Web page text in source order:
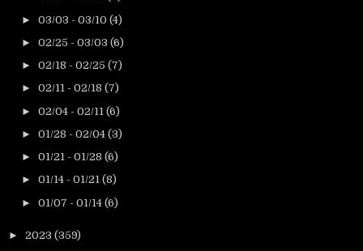
► 03/03 - 03/10 (4)
► 02/25 - 03/03 (6)
► 02/18 - 02/25 (7)
► 02/11 - 02/18 (7)
► 02/04 - 02/11 (6)
► 01/28 - 02/04 (3)
► 01/21 - 01/28 (6)
► 01/14 - 01/21 (8)
► 01/07 - 01/14 (6)
► 2023 (359)